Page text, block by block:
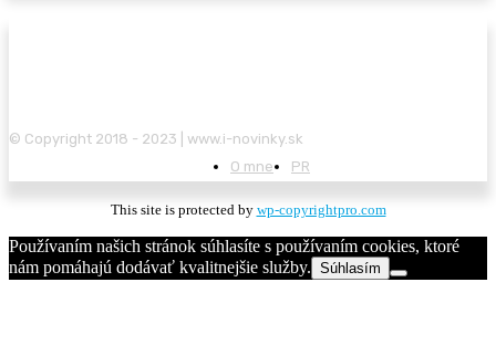
© Copyright 2018 - 2023 | www.i-novinky.sk
O mne
PR
This site is protected by wp-copyrightpro.com
Používaním našich stránok súhlasíte s používaním cookies, ktoré
nám pomáhajú dodávať kvalitnejšie služby. Súhlasím